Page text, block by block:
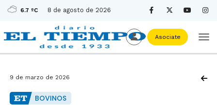
6.7 ºC 8 de agosto de 2026
Asociate
9 de marzo de 2026
BOVINOS